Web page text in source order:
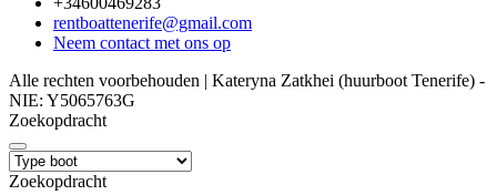
rentboattenerife@gmail.com
Neem contact met ons op
Alle rechten voorbehouden | Kateryna Zatkhei (huurboot Tenerife) -
NIE: Y5065763G
Zoekopdracht
Zoekopdracht